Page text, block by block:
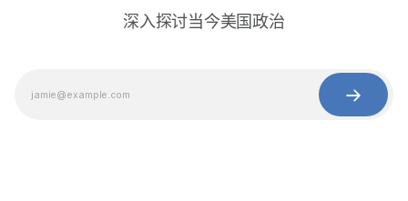
深入探讨当今美国政治